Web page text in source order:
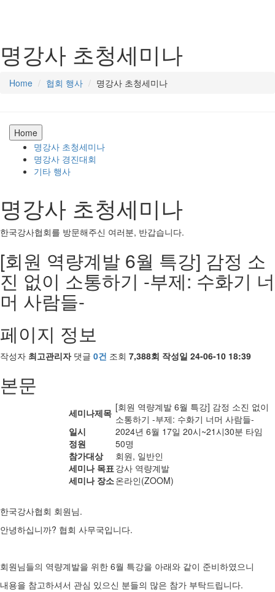
명강사 초청세미나
Home 협회 행사 명강사 초청세미나
Home
명강사 초청세미나
명강사 경진대회
기타 행사
명강사 초청세미나
한국강사협회를 방문해주신 여러분, 반갑습니다.
[회원 역량계발 6월 특강] 감정 소
진 없이 소통하기 -부제: 수화기 너
머 사람들-
페이지 정보
작성자 최고관리자 댓글 0건 조회 7,388회 작성일 24-06-10 18:39
본문
세미나제목 [회원 역량계발 6월 특강] 감정 소진 없이
소통하기 -부제: 수화기 너머 사람들-
일시
2024년 6월 17일 20시~21시30분 타임
정원
50명
참가대상
회원, 일반인
세미나 목표강사 역량계발
세미나 장소온라인(ZOOM)
한국강사협회 회원님.
안녕하십니까? 협회 사무국입니다.
회원님들의 역량계발을 위한 6월 특강을 아래와 같이 준비하였으니
내용을 참고하셔서 관심 있으신 분들의 많은 참가 부탁드립니다.